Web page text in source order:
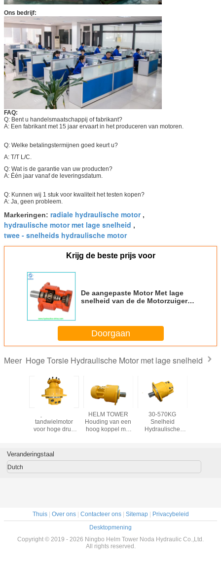
Ons bedrijf:
FAQ:
Q: Bent u handelsmaatschappij of fabrikant?
A: Een fabrikant met 15 jaar ervaart in het produceren van motoren.
Q: Welke betalingstermijnen goed keurt u?
A: T/T L/C.
Q: Wat is de garantie van uw producten?
A: Één jaar vanaf de leveringsdatum.
Q: Kunnen wij 1 stuk voor kwaliteit het testen kopen?
A: Ja, geen probleem.
Markeringen: radiale hydraulische motor,
hydraulische motor met lage snelheid ,
twee - snelheids hydraulische motor
Krijg de beste prijs voor
De aangepaste Motor Met lage
snelheid van de de Motorzuiger
Bewerker
Doorgaan
Meer Hoge Torsie Hydraulische Motor met lage snelheid
tandwielmotor
voor hoge druk
HELM TOWER
Houding van een
hoog koppel met
30-570KG
Snelheid
Hydraulische
Veranderingstaal
Dutch
Thuis| Over ons| Contacteer ons| Sitemap|
Privacybeleid
Desktopmening
Copyright © 2019 - 2026 Ningbo Helm Tower Noda Hydraulic Co.,Ltd.
All rights reserved.